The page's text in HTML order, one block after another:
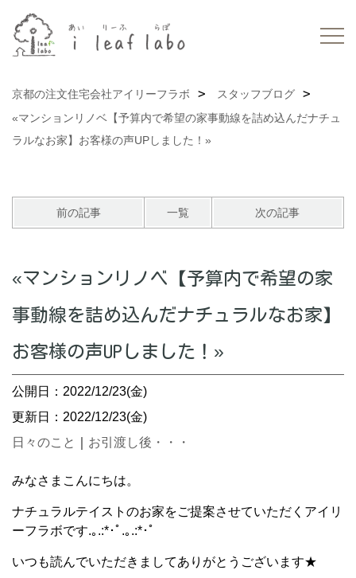
京都の注文住宅会社アイリーフラボ
スタッフブログ
«マンションリノベ【予算内で希望の家事動線を詰め込んだナチュ
ラルなお家】お客様の声UPしました！»
前の記事 一覧 次の記事
«マンションリノベ【予算内で希望の家
事動線を詰め込んだナチュラルなお家】
お客様の声UPしました！»
公開日：2022/12/23(金)
更新日：2022/12/23(金)
日々のこと
お引渡し後・・・
みなさまこんにちは。
ナチュラルテイストのお家をご提案させていただくアイリ
ーフラボです.｡.:*･ﾟ.｡.:*･ﾟ
いつも読んでいただきましてありがとうございます★